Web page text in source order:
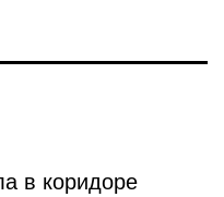
в коридоре